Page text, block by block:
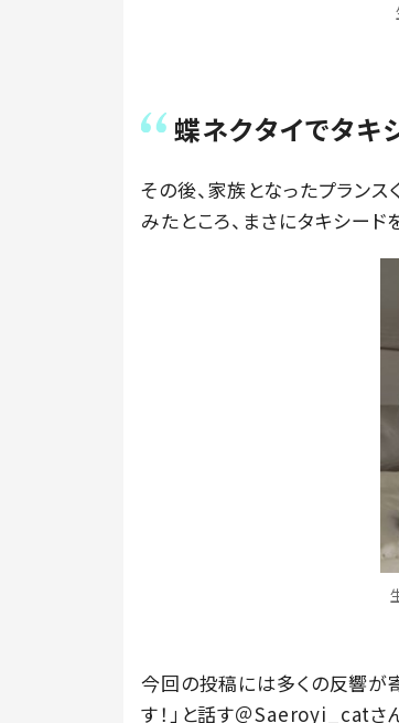
蝶ネクタイでタキ
その後、家族となったプラン
みたところ、まさにタキシード
今回の投稿には多くの反響が
す！」と話す＠Saeroyi_catさ